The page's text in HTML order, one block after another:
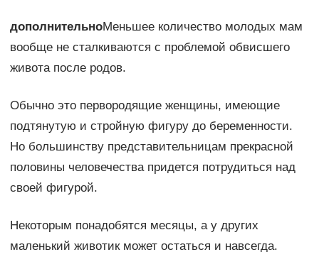
дополнительноМеньшее количество молодых мам
вообще не сталкиваются с проблемой обвисшего
живота после родов.
Обычно это первородящие женщины, имеющие
подтянутую и стройную фигуру до беременности.
Но большинству представительницам прекрасной
половины человечества придется потрудиться над
своей фигурой.
Некоторым понадобятся месяцы, а у других
маленький животик может остаться и навсегда.